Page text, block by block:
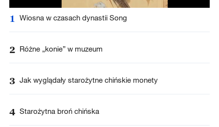
1 Wiosna w czasach dynastii Song
2 Różne „konie” w muzeum
3 Jak wyglądały starożytne chińskie monety
4 Starożytna broń chińska